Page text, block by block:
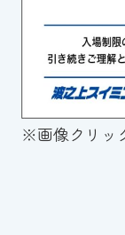
※画像クリッ